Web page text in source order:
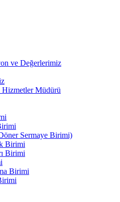
ve Değerlerimiz
Müdürü
Sermaye Birimi)
Birimi
Birimi
Birimi